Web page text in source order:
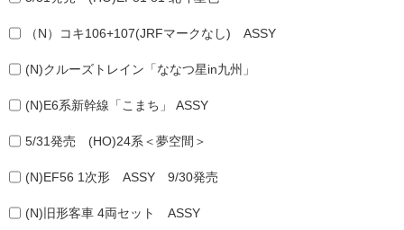
（N）コキ106+107(JRFマークなし) ASSY
(N)クルーズトレイン「ななつ星in九州」
(N)E6系新幹線「こまち」 ASSY
5/31発売 (HO)24系＜夢空間＞
(N)EF56 1次形 ASSY 9/30発売
(N)旧形客車 4両セット ASSY